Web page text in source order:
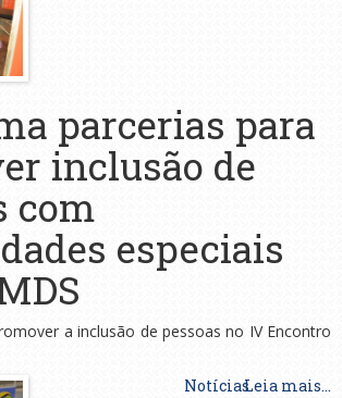
parcerias para
inclusão de
com
especiais
a inclusão de pessoas no IV Encontro
NotíciasLeia mais...